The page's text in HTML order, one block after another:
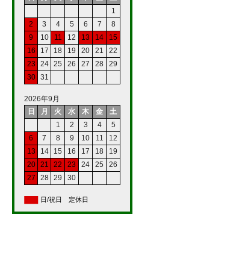
1
2
3 4 5 6 7
8
9
10 11 12 13 14
15
16
17 18 19 20 21
22
23
24 25 26 27 28
29
30
31
2026年9月
日
月 火 水 木 金
土
1
2 3 4
5
6
7 8 9 10 11
12
13
14 15 16 17 18
19
20
21 22 23 24 25
26
27
28 29 30
日/祝日 定休日